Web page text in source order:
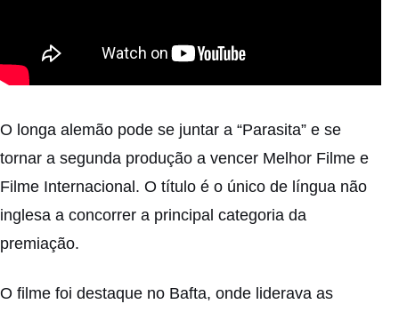
O longa alemão pode se juntar a “Parasita” e se
tornar a segunda produção a vencer Melhor Filme e
Filme Internacional. O título é o único de língua não
inglesa a concorrer a principal categoria da
premiação.
O filme foi destaque no Bafta, onde liderava as